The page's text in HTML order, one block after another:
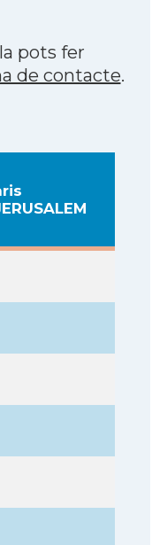
pots fer
de contacte.